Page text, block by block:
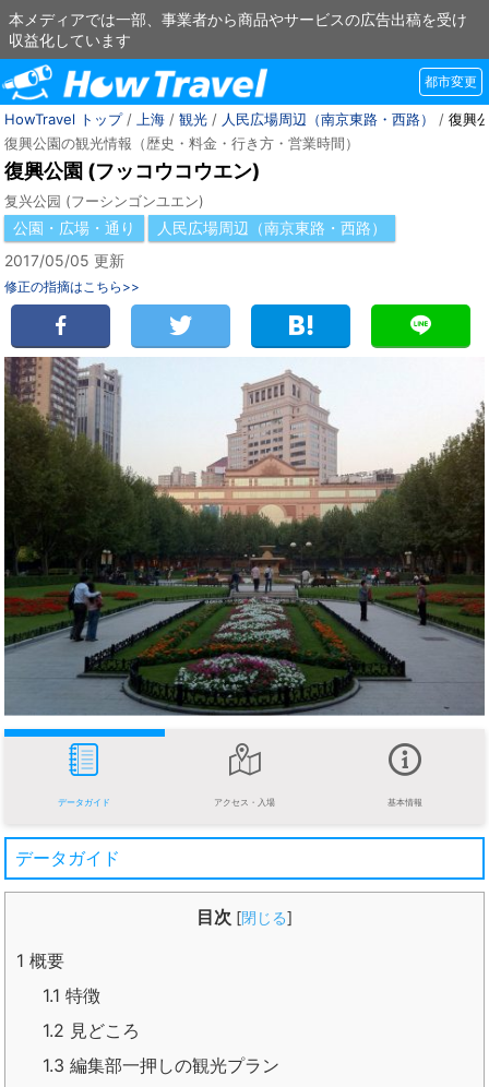
本メディアでは一部、事業者から商品やサービスの広告出稿を受け
収益化しています
都市変更
HowTravel トップ/ 上海 / 観光 / 人民広場周辺（南京東路・西路） / 復興
復興公園の観光情報（歴史・料金・行き方・営業時間）
復興公園 (フッコウコウエン)
复兴公园 (フーシンゴンユエン)
公園・広場・通り
人民広場周辺（南京東路・西路）
2017/05/05 更新
修正の指摘はこちら>>
データガイド アクセス・入場 基本情報
データガイド
目次 [閉じる]
1 概要
1.1 特徴
1.2 見どころ
1.3 編集部一押しの観光プラン